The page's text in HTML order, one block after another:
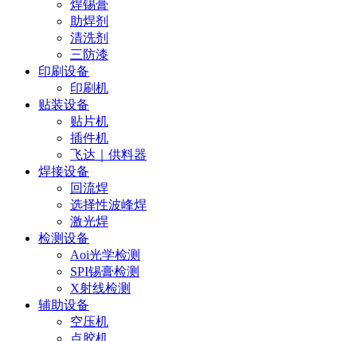
焊锡膏
助焊剂
清洗剂
三防漆
印刷设备
印刷机
贴装设备
贴片机
插件机
飞达｜供料器
焊接设备
回流焊
选择性波峰焊
激光焊
检测设备
Aoi光学检测
SPI锡膏检测
X射线检测
辅助设备
空压机
点胶机